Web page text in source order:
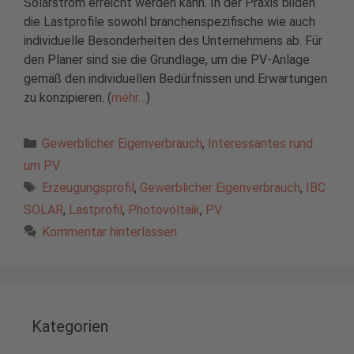
Solarstrom erreicht werden kann. In der Praxis bilden
die Lastprofile sowohl branchenspezifische wie auch
individuelle Besonderheiten des Unternehmens ab. Für
den Planer sind sie die Grundlage, um die PV-Anlage
gemäß den individuellen Bedürfnissen und Erwartungen
zu konzipieren. (mehr…)
Kategorien
Gewerblicher Eigenverbrauch, Interessantes rund
um PV
Schlagwörter
Erzeugungsprofil , Gewerblicher Eigenverbrauch,
IBC
SOLAR, Lastprofil , Photovoltaik, PV
Kommentar hinterlassen
Kategorien